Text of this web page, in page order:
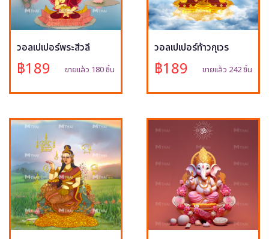
วอลเปเปอร์พระสีวลี
฿189 ขายแล้ว 180 ชิ้น
วอลเปเปอร์ท้าวกุเวร
฿189 ขายแล้ว 242 ชิ้น